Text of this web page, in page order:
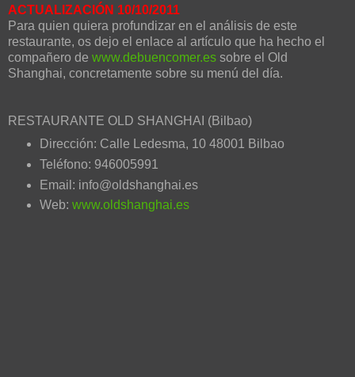
ACTUALIZACIÓN 10/10/2011
Para quien quiera profundizar en el análisis de este
restaurante, os dejo el enlace al artículo que ha hecho el
compañero de www.debuencomer.es sobre el Old
Shanghai, concretamente sobre su menú del día.
RESTAURANTE OLD SHANGHAI (Bilbao)
Dirección: Calle Ledesma, 10 48001 Bilbao
Teléfono: 946005991
Email: info@oldshanghai.es
Web: www.oldshanghai.es